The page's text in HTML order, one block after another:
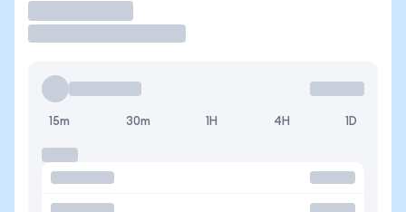
15m 30m 1H 4H 1D